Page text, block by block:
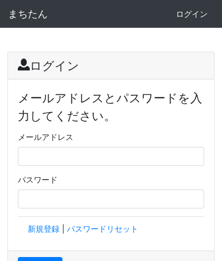
まちたん ログイン
ログイン
メールアドレスとパスワードを入
力してください。
メールアドレス
パスワード
新規登録 パスワードリセット